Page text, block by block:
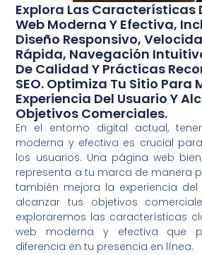
Explora Las Características
Web Moderna Y Efectiva,
Diseño Responsivo,
Rápida, Navegación
De Calidad Y Prácticas
SEO. Optimiza Tu Sitio Para
Experiencia Del Usuario Y
Objetivos Comerciales.
En el entorno digital actual,
moderna y efectiva es crucial
los usuarios. Una página web
representa a tu marca de manera
también mejora la experiencia
alcanzar tus objetivos
exploraremos las características
web moderna y efectiva que
diferencia en tu presencia en línea.